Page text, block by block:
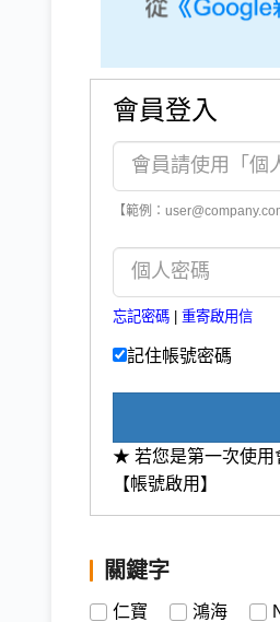
會員登入
【範例：
忘記密碼 重寄啟用信
記住帳號密碼
★ 若您是第一次使用
【帳號啟用】
關鍵字
仁寶 鴻海